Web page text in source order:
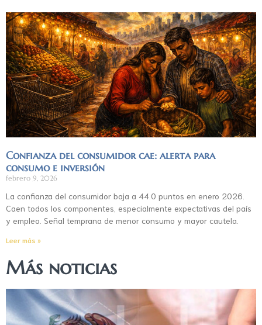
Confianza del consumidor cae: alerta para
consumo e inversión
febrero 9, 2026
La confianza del consumidor baja a 44.0 puntos en enero 2026.
Caen todos los componentes, especialmente expectativas del país
y empleo. Señal temprana de menor consumo y mayor cautela.
Leer más »
Más noticias